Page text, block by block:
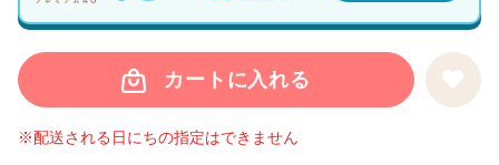
カートに入れる
※配送される日にちの指定はできません